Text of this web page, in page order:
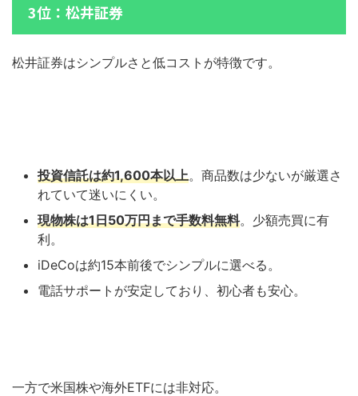
3位：松井証券
松井証券はシンプルさと低コストが特徴です。
投資信託は約1,600本以上。商品数は少ないが厳選さ
れていて迷いにくい。
現物株は1日50万円まで手数料無料。少額売買に有
利。
iDeCoは約15本前後でシンプルに選べる。
電話サポートが安定しており、初心者も安心。
一方で米国株や海外ETFには非対応。